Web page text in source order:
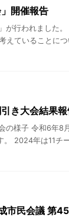
開催報告
が行われました
えていることに
き大会結果
の様子 令和6年8
2024年は11チ
市民会議 第